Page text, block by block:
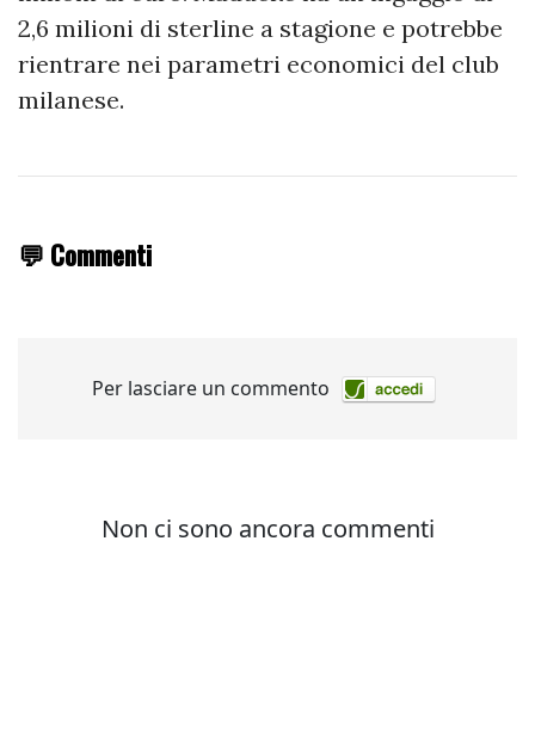
2,6 milioni di sterline a stagione e potrebbe
rientrare nei parametri economici del club
milanese.
💬 Commenti